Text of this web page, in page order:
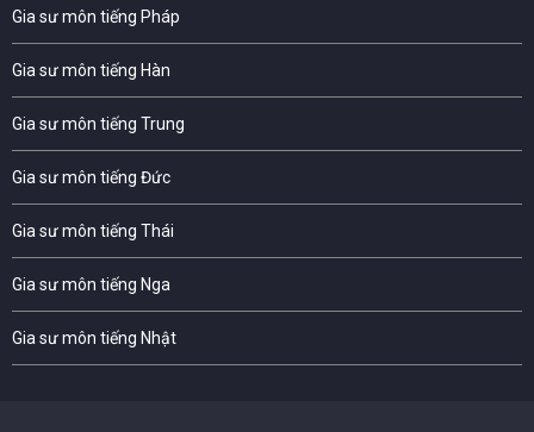
Gia sư môn tiếng Pháp
Gia sư môn tiếng Hàn
Gia sư môn tiếng Trung
Gia sư môn tiếng Đức
Gia sư môn tiếng Thái
Gia sư môn tiếng Nga
Gia sư môn tiếng Nhật